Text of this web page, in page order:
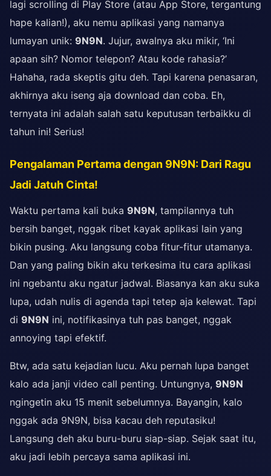
lagi scrolling di Play Store (atau App Store, tergantung
hape kalian!), aku nemu aplikasi yang namanya
lumayan unik: 9N9N. Jujur, awalnya aku mikir, ‘Ini
apaan sih? Nomor telepon? Atau kode rahasia?’
Hahaha, rada skeptis gitu deh. Tapi karena penasaran,
akhirnya aku iseng aja download dan coba. Eh,
ternyata ini adalah salah satu keputusan terbaikku di
tahun ini! Serius!
Pengalaman Pertama dengan 9N9N: Dari Ragu
Jadi Jatuh Cinta!
Waktu pertama kali buka 9N9N, tampilannya tuh
bersih banget, nggak ribet kayak aplikasi lain yang
bikin pusing. Aku langsung coba fitur-fitur utamanya.
Dan yang paling bikin aku terkesima itu cara aplikasi
ini ngebantu aku ngatur jadwal. Biasanya kan aku suka
lupa, udah nulis di agenda tapi tetep aja kelewat. Tapi
di 9N9N ini, notifikasinya tuh pas banget, nggak
annoying tapi efektif.
Btw, ada satu kejadian lucu. Aku pernah lupa banget
kalo ada janji video call penting. Untungnya, 9N9N
ngingetin aku 15 menit sebelumnya. Bayangin, kalo
nggak ada 9N9N, bisa kacau deh reputasiku!
Langsung deh aku buru-buru siap-siap. Sejak saat itu,
aku jadi lebih percaya sama aplikasi ini.